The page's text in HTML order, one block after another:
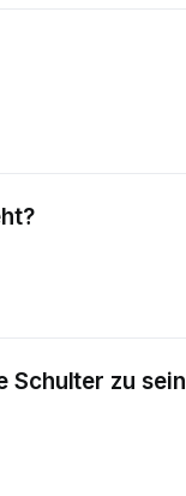
Schulter zu sein